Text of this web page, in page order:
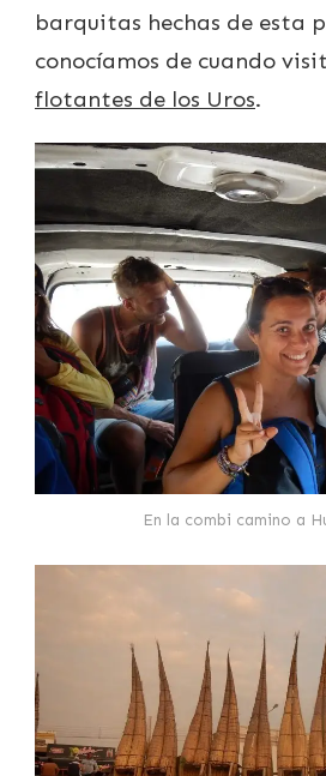
barquitas hechas de esta
conocíamos de cuando
flotantes de los Uros.
En la combi camino a